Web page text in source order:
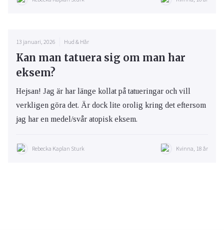
13 januari, 2026 Hud & Hår
Kan man tatuera sig om man har
eksem?
Hejsan! Jag är har länge kollat på tatueringar och vill
verkligen göra det. Är dock lite orolig kring det eftersom
jag har en medel/svår atopisk eksem.
Rebecka Kaplan Sturk Kvinna, 18 år